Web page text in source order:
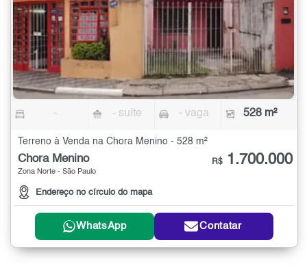
- - suíte - vaga 528 m²
Terreno à Venda na Chora Menino - 528 m²
Chora Menino
Zona Norte - São Paulo
Endereço no círculo do mapa
R$ 1.700.000
WhatsApp Contatar